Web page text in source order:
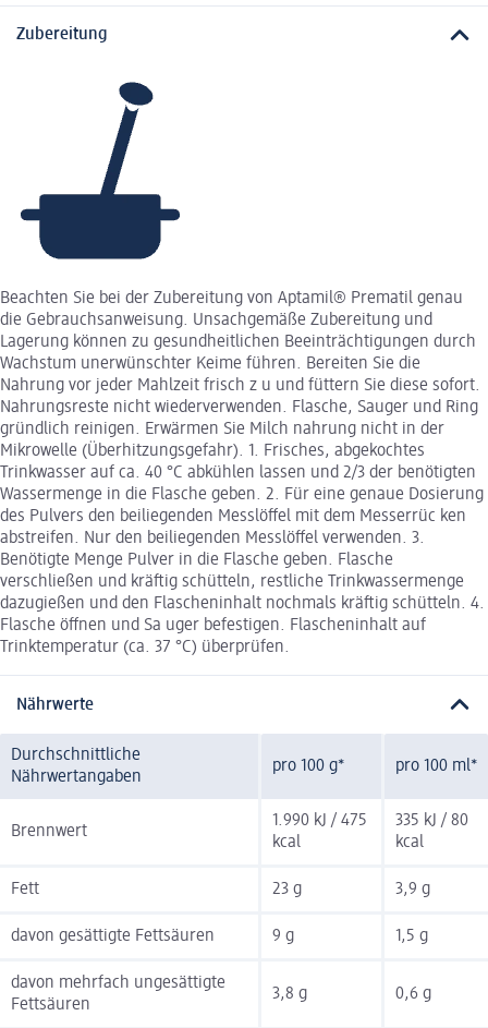
Zubereitung
Beachten Sie bei der Zubereitung von Aptamil® Prematil genau
die Gebrauchsanweisung. Unsachgemäße Zubereitung und
Lagerung können zu gesundheitlichen Beeinträchtigungen durch
Wachstum unerwünschter Keime führen. Bereiten Sie die
Nahrung vor jeder Mahlzeit frisch z u und füttern Sie diese sofort.
Nahrungsreste nicht wiederverwenden. Flasche, Sauger und Ring
gründlich reinigen. Erwärmen Sie Milch nahrung nicht in der
Mikrowelle (Überhitzungsgefahr). 1. Frisches, abgekochtes
Trinkwasser auf ca. 40 °C abkühlen lassen und 2/3 der benötigten
Wassermenge in die Flasche geben. 2. Für eine genaue Dosierung
des Pulvers den beiliegenden Messlöffel mit dem Messerrüc ken
abstreifen. Nur den beiliegenden Messlöffel verwenden. 3.
Benötigte Menge Pulver in die Flasche geben. Flasche
verschließen und kräftig schütteln, restliche Trinkwassermenge
dazugießen und den Flascheninhalt nochmals kräftig schütteln. 4.
Flasche öffnen und Sa uger befestigen. Flascheninhalt auf
Trinktemperatur (ca. 37 °C) überprüfen.
Nährwerte
Durchschnittliche
Nährwertangaben
pro 100 g* pro 100 ml*
Brennwert
1.990 kJ / 475
kcal
335 kJ / 80
kcal
Fett 23 g 3,9 g
davon gesättigte Fettsäuren 9 g 1,5 g
davon mehrfach ungesättigte
Fettsäuren
3,8 g 0,6 g